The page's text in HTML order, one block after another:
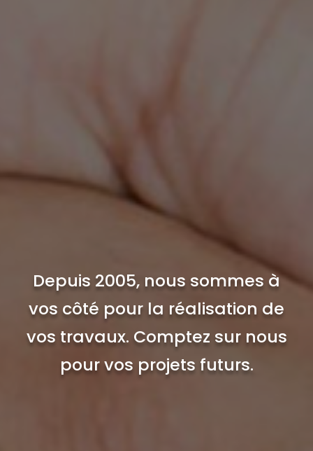
Depuis 2005, nous sommes à
vos côté pour la réalisation de
vos travaux. Comptez sur nous
pour vos projets futurs.